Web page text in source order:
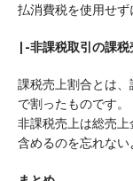
払消費税を使用せず
|-非課税取引の課
課税売上割合とは
で割ったものです。
非課税売上は総売上
含めるのを忘れない